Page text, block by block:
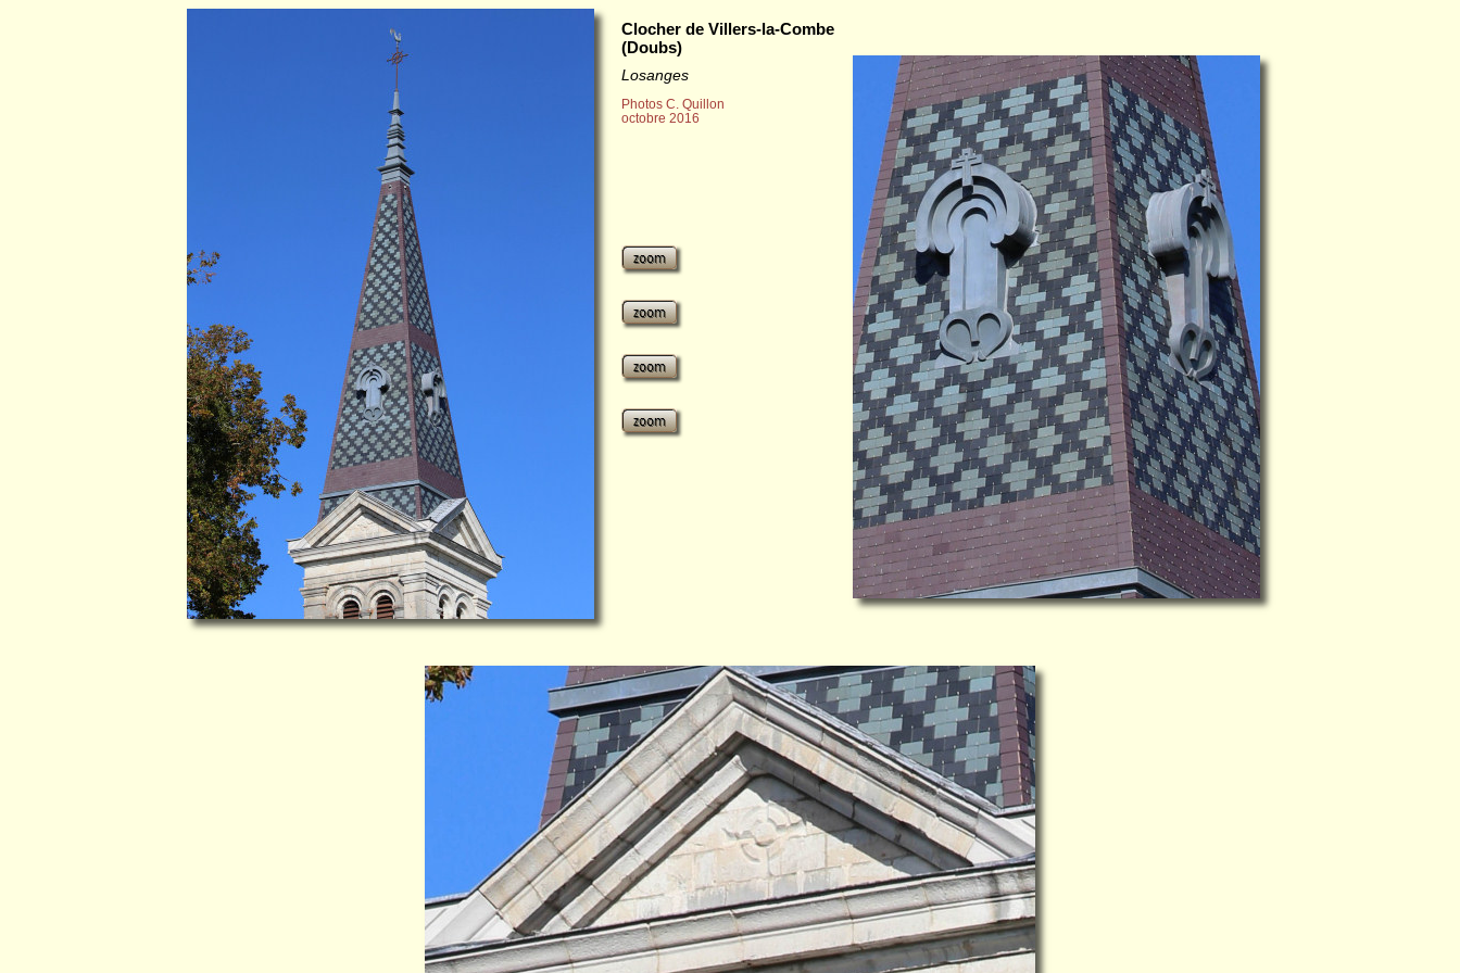
Clocher de Villers-la-Combe
(Doubs)
Losanges
Photos C. Quillon
octobre 2016